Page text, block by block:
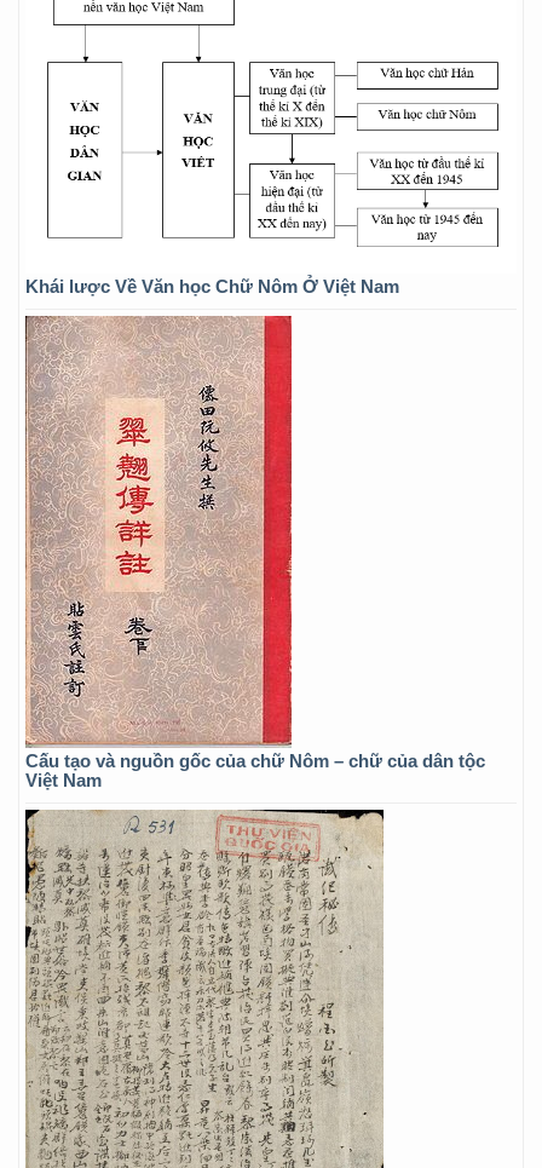
Khái lược Về Văn học Chữ Nôm Ở Việt Nam
Cấu tạo và nguồn gốc của chữ Nôm – chữ của dân tộc
Việt Nam